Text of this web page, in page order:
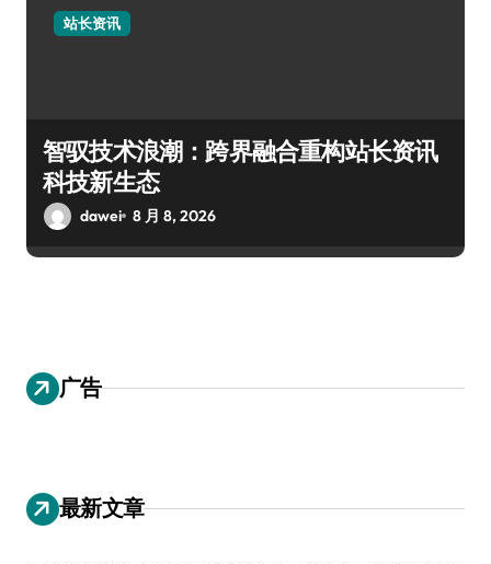
站长资讯
智驭技术浪潮：跨界融合重构站长资讯
科技新生态
dawei 8 月 8, 2026
广告
最新文章